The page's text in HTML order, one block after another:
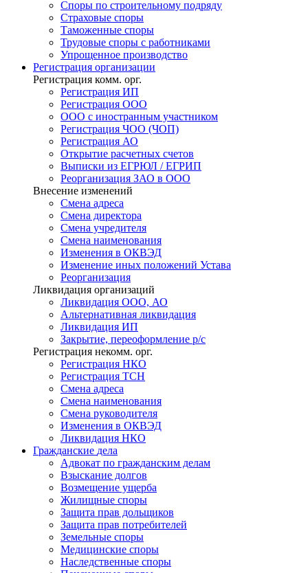
Споры по строительному подряду
Страховые споры
Таможенные споры
Трудовые споры с работниками
Упрощенное производство
Регистрация организации
Регистрация комм. орг.
Регистрация ИП
Регистрация ООО
ООО с иностранным участником
Регистрация ЧОО (ЧОП)
Регистрация АО
Открытие расчетных счетов
Выписки из ЕГРЮЛ / ЕГРИП
Реорганизация ЗАО в ООО
Внесение изменений
Смена адреса
Смена директора
Cмена учредителя
Смена наименования
Изменения в ОКВЭД
Изменение иных положений Устава
Реорганизация
Ликвидация организаций
Ликвидация ООО, АО
Альтернативная ликвидация
Ликвидация ИП
Закрытие, переоформление р/с
Регистрация некомм. орг.
Регистрация НКО
Регистрация ТСН
Смена адреса
Смена наименования
Смена руководителя
Изменения в ОКВЭД
Ликвидация НКО
Гражданские дела
Адвокат по гражданским делам
Взыскание долгов
Возмещение ущерба
Жилищные споры
Защита прав дольщиков
Защита прав потребителей
Земельные споры
Медицинские споры
Наследственные споры